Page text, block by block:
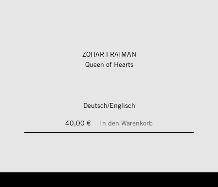
ZOHAR FRAIMAN
Queen of Hearts
Deutsch/Englisch
40,00 €
In den Warenkorb